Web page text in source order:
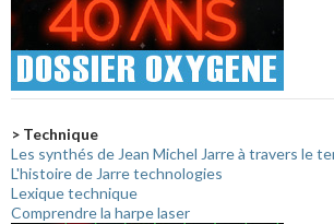
> Technique
Les synthés de Jean Michel Jarre à travers le
L'histoire de Jarre technologies
Lexique technique
Comprendre la harpe laser